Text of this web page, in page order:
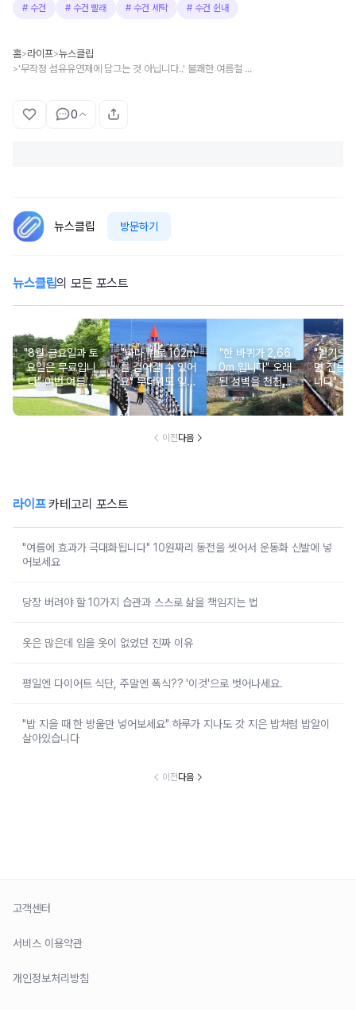
# 수건 # 수건 빨래 # 수건 세탁 # 수건 쉰내
홈>라이프>뉴스클립
> '무작정 섬유유연제에 담그는 것 아닙니다..' 불쾌한 여름철 수건 쉰내, 한 번에 없앨 수 있는 '세탁 꿀팁'
0
뉴스클립 방문하기
뉴스클립의 모든 포스트
"8월 금요일과 토
요일은 무료입니
다" 이번 여름에
무료로 입장 가능
한 의미 있는 여행
"바다 위로 102m
를 걸어갈 수 있어
요" 무더위도 잊게
만드는 여름 바다
풍경 여행지
"한 바퀴가 2,66
0m 입니다" 오래
된 성벽을 천천히
둘러보며 걷기 좋
은 여행지
"걷기도
면 전동
니다" 누
로 편하
기 좋
이전다음
라이프카테고리 포스트
"여름에 효과가 극대화됩니다" 10원짜리 동전을 씻어서 운동화 신발에 넣
어보세요
당장 버려야 할 10가지 습관과 스스로 삶을 책임지는 법
옷은 많은데 입을 옷이 없었던 진짜 이유
평일엔 다이어트 식단, 주말엔 폭식?? '이것'으로 벗어나세요.
"밥 지을 때 한 방울만 넣어보세요" 하루가 지나도 갓 지은 밥처럼 밥알이
살아있습니다
이전다음
고객센터
서비스 이용약관
개인정보처리방침